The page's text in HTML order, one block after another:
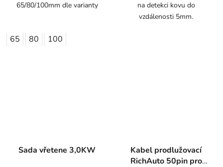
65/80/100mm dle varianty
65 80 100
na detekci kovu do
vzdálenosti 5mm.
Sada vřetene 3,0KW
Kabel prodlužovací
RichAuto 50pin pro